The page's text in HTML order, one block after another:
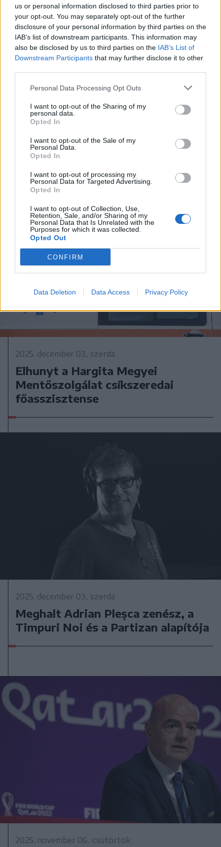
us or personal information disclosed to third parties prior to
your opt-out. You may separately opt-out of the further
disclosure of your personal information by third parties on the
IAB’s list of downstream participants. This information may
also be disclosed by us to third parties on the IAB’s List of
Downstream Participants that may further disclose it to other
Personal Data Processing Opt Outs
I want to opt-out of the Sharing of my
personal data.
Opted In
I want to opt-out of the Sale of my
Personal Data.
Opted In
I want to opt-out of processing my
Personal Data for Targeted Advertising.
Opted In
I want to opt-out of Collection, Use,
Retention, Sale, and/or Sharing of my
Personal Data that Is Unrelated with the
Purposes for which it was collected.
Opted Out
CONFIRM
Data Deletion Data Access Privacy Policy
2025. december 15., hétfő
Régi filmekből ismerős hollywoodi
színész-rendezőt és feleségét
gyilkolhatták meg
2025. december 03., szerda
Elhunyt a Hargita Megyei
Mentőszolgálat csíkszeredai
főasszisztense
2025. december 03., szerda
Meghalt Adrian Pleșca zenész, a
Timpuri Noi és a Partizan alapítója
2025. november 06., csütörtök